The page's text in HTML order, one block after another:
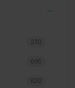
230
695
620